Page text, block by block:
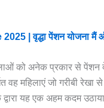
| वृद्धा पेंशन योजना
को अनेक प्रकार से
वह महिलाएं जो गरीबी
यह एक अहम कदम